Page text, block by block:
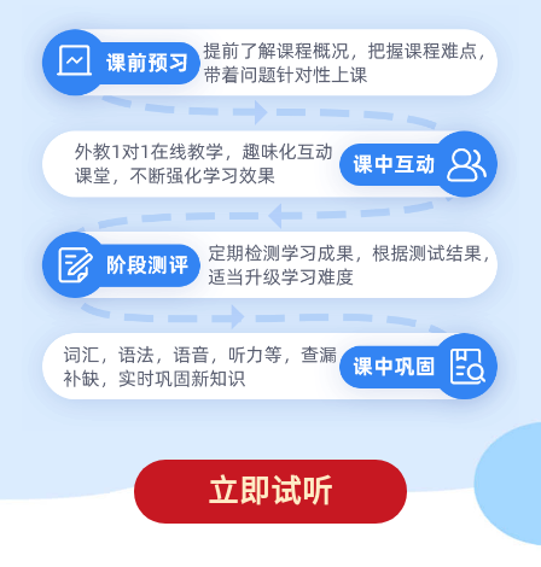
立即试听